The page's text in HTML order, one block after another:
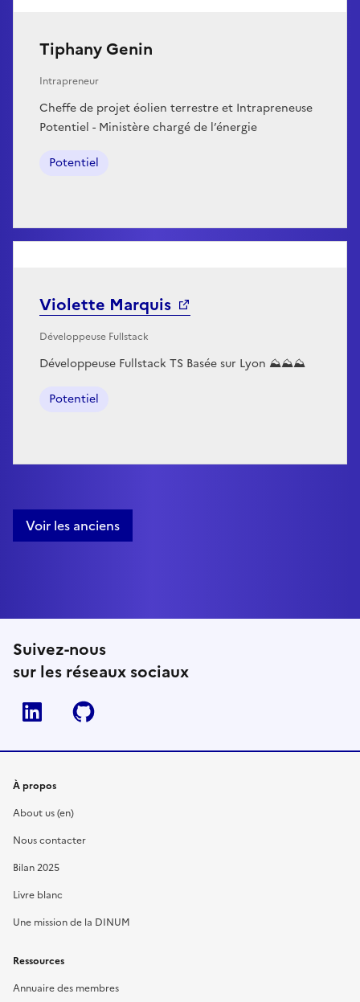
Tiphany Genin
Intrapreneur
Cheffe de projet éolien terrestre et Intrapreneuse
Potentiel - Ministère chargé de l’énergie
Potentiel
Violette Marquis
Développeuse Fullstack
Développeuse Fullstack TS Basée sur Lyon ⛰️⛰️⛰️
Potentiel
Voir les anciens
Suivez-nous
sur les réseaux sociaux
Linkedin
À propos
About us (en)
Nous contacter
Bilan 2025
Livre blanc
Une mission de la DINUM
Ressources
Annuaire des membres